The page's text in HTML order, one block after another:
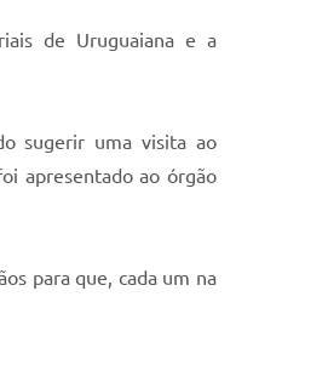
de Uruguaiana e a
sugerir uma visita ao
apresentado ao órgão
para que, cada um na